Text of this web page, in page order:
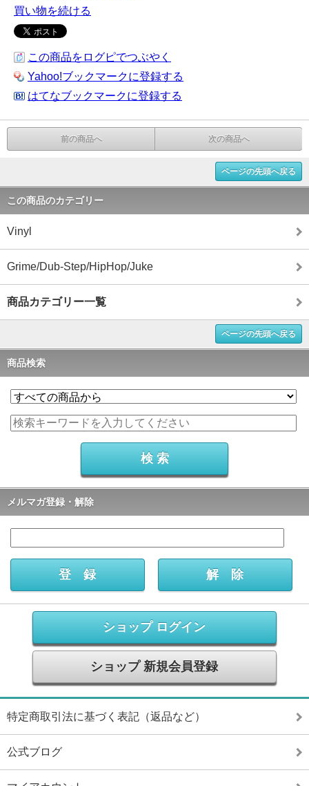
買い物を続ける
この商品をログピでつぶやく
Yahoo!ブックマークに登録する
はてなブックマークに登録する
前の商品へ 次の商品へ
ページの先頭へ戻る
この商品のカテゴリー
Vinyl
Grime/Dub-Step/HipHop/Juke
商品カテゴリー一覧
ページの先頭へ戻る
商品検索
メルマガ登録・解除
ショップ ログイン
ショップ 新規会員登録
特定商取引法に基づく表記（返品など）
公式ブログ